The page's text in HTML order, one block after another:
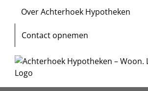
Over Achterhoek Hypotheken
Contact opnemen